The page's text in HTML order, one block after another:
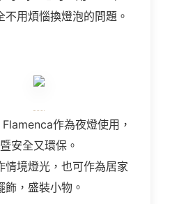
不用煩惱換燈泡的問題。
作為夜燈使用，
暨安全又環保。
情境燈光，也可作為居家
飾，盛裝小物。